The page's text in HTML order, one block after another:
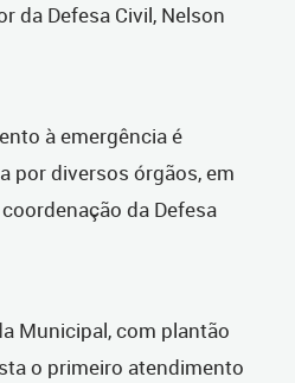
da Defesa Civil, Nelson
à emergência é
por diversos órgãos, em
da Defesa
Municipal, com plantão
o primeiro atendimento